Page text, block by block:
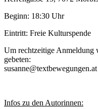
Beginn: 18:30 Uhr
Eintritt: Freie Kulturspende
Um rechtzeitige Anmeldung
gebeten:
Infos zu den Autorinnen: